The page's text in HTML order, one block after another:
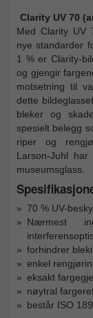
Clarity UV 70
Med Clarity UV
nye standarder
1 % er Clarity-
og gjengir
motsetning til
dette
bleker og
spesielt belegg
riper og
Larson-Juhl
museumsglass.
70 % UV-
Nærmest
forhindrer
enkel
eksakt
nøytral
består ISO